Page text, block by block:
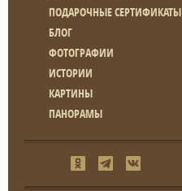
ПОДАРОЧНЫЕ СЕРТИФИКАТЫ
БЛОГ
ФОТОГРАФИИ
ИСТОРИИ
КАРТИНЫ
ПАНОРАМЫ